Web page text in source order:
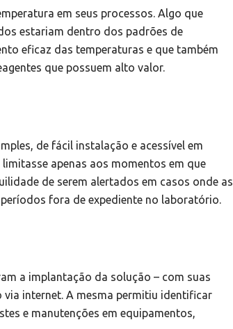
em seus processos. Algo que
estariam dentro dos padrões de
eficaz das temperaturas e que também
que possuem alto valor.
de fácil instalação e acessível em
apenas aos momentos em que
de serem alertados em casos onde as
fora de expediente no laboratório.
a implantação da solução – com suas
internet. A mesma permitiu identificar
e manutenções em equipamentos,